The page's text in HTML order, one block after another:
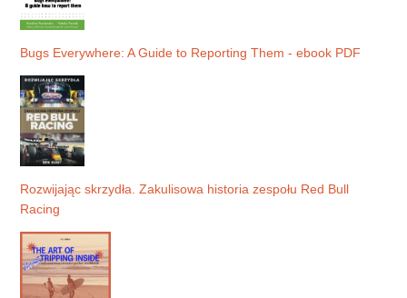
Bugs Everywhere: A Guide to Reporting Them - ebook PDF
Rozwijając skrzydła. Zakulisowa historia zespołu Red Bull
Racing